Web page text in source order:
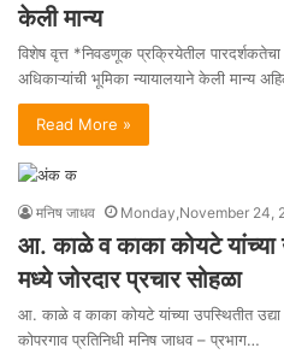
केली मान्य
विशेष वृत्त *निवडणूक प्रक्रियेतील
अधिकाऱ्यांची भूमिका न्यायालयाने केली मान्य
Read More »
मनिष जाधव Monday,November 24,
आ. काळे व काका कोयटे यांच्या
मध्ये जोरदार प्रचार सोहळा
आ. काळे व काका कोयटे यांच्या उपस्थितीत
कोपरगाव प्रतिनिधी मनिष जाधव – प्रभाग…